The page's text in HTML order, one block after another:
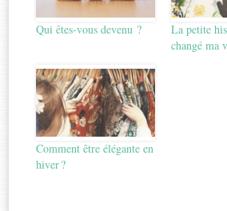
Qui êtes-vous devenu ?
La petite
changé ma
Comment être élégante en
hiver ?